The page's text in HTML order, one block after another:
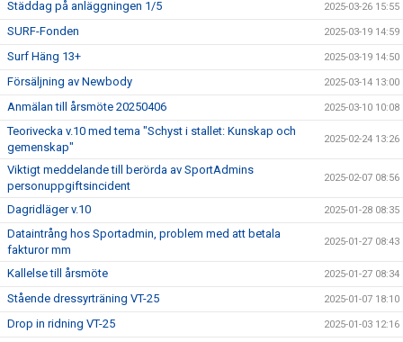
Städdag på anläggningen 1/5 2025-03-26 15:55
SURF-Fonden 2025-03-19 14:59
Surf Häng 13+ 2025-03-19 14:50
Försäljning av Newbody 2025-03-14 13:00
Anmälan till årsmöte 20250406 2025-03-10 10:08
Teorivecka v.10 med tema "Schyst i stallet: Kunskap och
gemenskap"
2025-02-24 13:26
Viktigt meddelande till berörda av SportAdmins
personuppgiftsincident
2025-02-07 08:56
Dagridläger v.10 2025-01-28 08:35
Dataintrång hos Sportadmin, problem med att betala
fakturor mm
2025-01-27 08:43
Kallelse till årsmöte 2025-01-27 08:34
Stående dressyrträning VT-25 2025-01-07 18:10
Drop in ridning VT-25 2025-01-03 12:16